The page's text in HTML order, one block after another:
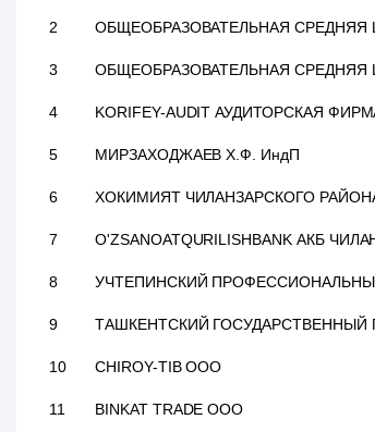
2 ОБЩЕОБРАЗОВАТЕЛЬНАЯ СРЕДНЯЯ
3 ОБЩЕОБРАЗОВАТЕЛЬНАЯ СРЕДНЯЯ
4 KORIFEY-AUDIT АУДИТОРСКАЯ
5 МИРЗАХОДЖАЕВ Х.Ф. ИндП
6 ХОКИМИЯТ ЧИЛАНЗАРСКОГО
7 O'ZSANOATQURILISHBANK АКБ
8 УЧТЕПИНСКИЙ
9 ТАШКЕНТСКИЙ ГОСУДАРСТВЕННЫЙ
10 CHIROY-TIB ООО
11 BINKAT TRADE ООО